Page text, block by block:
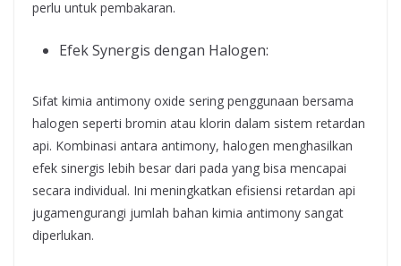
perlu untuk pembakaran.
Efek Synergis dengan Halogen:
Sifat kimia antimony oxide sering penggunaan bersama
halogen seperti bromin atau klorin dalam sistem retardan
api. Kombinasi antara antimony, halogen menghasilkan
efek sinergis lebih besar dari pada yang bisa mencapai
secara individual. Ini meningkatkan efisiensi retardan api
jugamengurangi jumlah bahan kimia antimony sangat
diperlukan.